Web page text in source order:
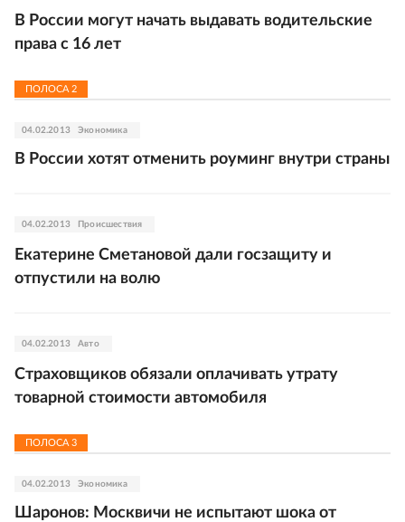
В России могут начать выдавать водительские
права с 16 лет
ПОЛОСА 2
04.02.2013 Экономика
В России хотят отменить роуминг внутри страны
04.02.2013 Происшествия
Екатерине Сметановой дали госзащиту и
отпустили на волю
04.02.2013 Авто
Страховщиков обязали оплачивать утрату
товарной стоимости автомобиля
ПОЛОСА 3
04.02.2013 Экономика
Шаронов: Москвичи не испытают шока от